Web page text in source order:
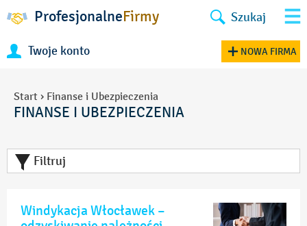
ProfesjonalneFirmy Szukaj
Twoje konto NOWA FIRMA
Start › Finanse i Ubezpieczenia
FINANSE I UBEZPIECZENIA
Filtruj
Windykacja Włocławek –